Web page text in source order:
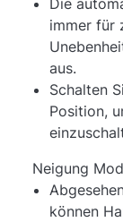
immer für
aus.
Schalten
Position,
Neigung
können